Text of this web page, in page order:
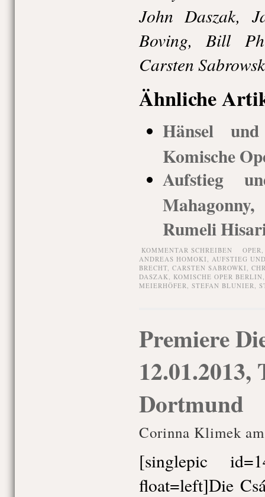
John Daszak,
Boving, Bill
Carsten
Ähnliche
Hänsel
Komische
Aufstieg
Rumeli
KOMMENTAR SCHREIBEN
ANDREAS HOMOKI, AUFSTIEG
BRECHT, CARSTEN SABROWKI,
DASZAK, KOMISCHE OPER BERLIN
MEIERHÖFER, STEFAN BLUNIER,
Premiere
12.01.2013,
Dortmund
Corinna Klimek
[singlepic
float=left]Die